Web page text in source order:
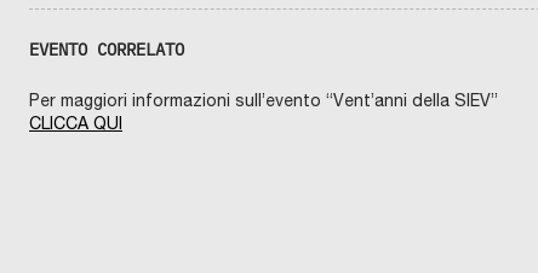
EVENTO CORRELATO
Per maggiori informazioni sull’evento “Vent’anni della SIEV”
CLICCA QUI